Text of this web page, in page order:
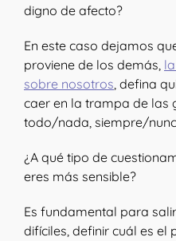
digno de afecto?
En este caso dejamos
proviene de los demás,
sobre nosotros, defina
caer en la trampa de las
todo/nada, siempre/
¿A qué tipo de
eres más sensible?
Es fundamental para
difíciles, definir cuál es el